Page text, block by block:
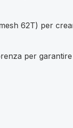
62T) per
per